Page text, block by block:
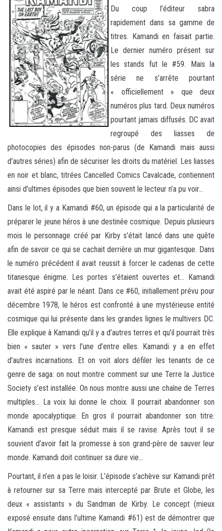
Du coup l’éditeur sabra
rapidement dans sa gamme de
titres. Kamandi en faisait partie.
Le dernier numéro présent sur
les stands fut le #59. Mais la
série ne s’arrête pourtant
« officiellement » que deux
numéros plus tard. Deux numéros
pourtant jamais diffusés. DC avait
regroupé des liasses de
photocopies des épisodes non-parus (de Kamandi mais aussi
d’autres séries) afin de sécuriser les droits du matériel. Les liasses
en noir et blanc, titrées Cancelled Comics Cavalcade, contiennent
ainsi d’ultimes épisodes que bien souvent le lecteur n’a pu voir…
Dans le lot, il y a Kamandi #60, un épisode qui a la particularité de
préparer le jeune héros à une destinée cosmique. Depuis plusieurs
mois le personnage créé par Kirby s’était lancé dans une quête
afin de savoir ce qui se cachait derrière un mur gigantesque. Dans
le numéro précédent il avait reussit à forcer le cadenas de cette
titanesque énigme. Les portes s’étaient ouvertes et… Kamandi
avait été aspiré par le néant. Dans ce #60, initiallement prévu pour
décembre 1978, le héros est confronté à une mystérieuse entité
cosmique qui lui présente dans les grandes lignes le multivers DC.
Elle explique à Kamandi qu’il y a d’autres terres et qu’il pourrait très
bien « sauter » vers l’une d’entre elles. Kamandi y a en effet
d’autres incarnations. Et on voit alors défiler les tenants de ce
genre de saga: on nout montre comment sur une Terre la Justice
Society s’est installée. On nous montre aussi une chaîne de Terres
multiples… La voix lui donne le choix. Il pourrait abandonner son
monde apocalyptique. En gros il pourrait abandonner son titre.
Kamandi est presque séduit mais il se ravise. Après tout il se
souvient d’avoir fait la promesse à son grand-père de sauver leur
monde. Kamandi doit continuer sa dure vie…
Pourtant, il n’en a pas le loisir. L’épisode s’achève sur Kamandi prêt
à retourner sur sa Terre mais intercepté par Brute et Globe, les
deux « assistants » du Sandman de Kirby. Le concept (mieux
exposé ensuite dans l’ultime Kamandi #61) est de démontrer que